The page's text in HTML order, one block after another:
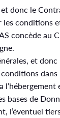
donc le
conditions
concède au
et
dans
bases de
l’éventuel